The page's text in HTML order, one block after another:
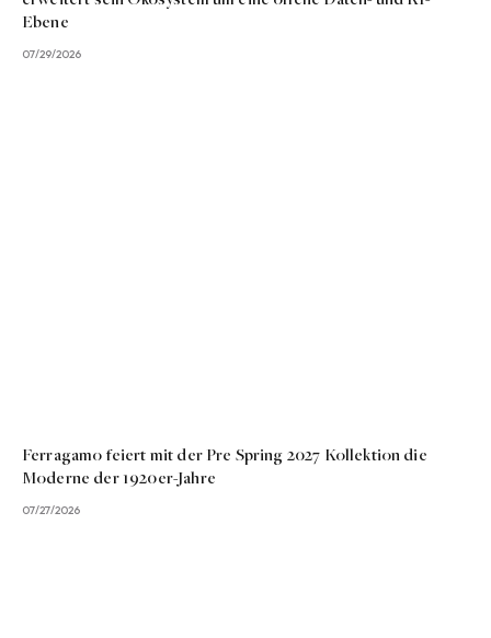
Ebene
07/29/2026
Ferragamo feiert mit der Pre Spring 2027 Kollektion die
Moderne der 1920er-Jahre
07/27/2026